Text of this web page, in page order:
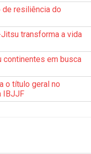
de resiliência do
transforma a vida
continentes em busca
o título geral no
IBJJF